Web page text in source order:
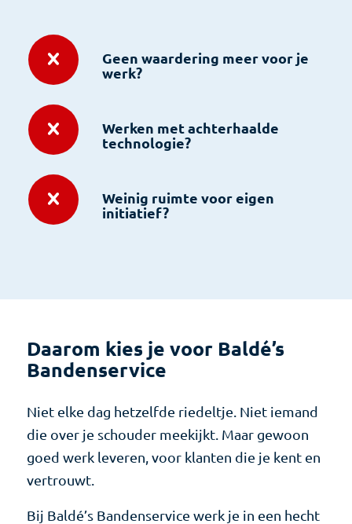
Geen waardering meer voor je
werk?
Werken met achterhaalde
technologie?
Weinig ruimte voor eigen
initiatief?
Daarom kies je voor Baldé’s
Bandenservice
Niet elke dag hetzelfde riedeltje. Niet iemand
die over je schouder meekijkt. Maar gewoon
goed werk leveren, voor klanten die je kent en
vertrouwt.
Bij Baldé’s Bandenservice werk je in een hecht